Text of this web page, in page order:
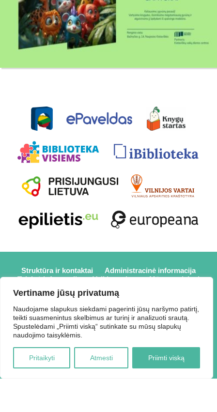
Vertiname jūsų privatumą
Naudojame slapukus siekdami pagerinti jūsų naršymo patirtį,
teikti suasmenintus skelbimus ar turinį ir analizuoti srautą.
Spustelėdami „Priimti viską“ sutinkate su mūsų slapukų
naudojimo taisyklėmis.
Pritaikyti Atmesti Priimti viską
Struktūra ir kontaktai
Administracinė informacija
Teisinė informacija
Veiklos sritys
Mūsų projektai
Karjera
Partneriai
Prisijungti
2026 © Elektrėnų savivaldybės viešoji biblioteka,
Savivaldybės biudžetinė įstaiga, Draugystės g. 2, LT-26110
Elektrėnai, tel.: +370 648 80 788, el.p.:
Duomenys kaupiami ir saugomi Juridinių asmenų registre,
kodas 188207697.